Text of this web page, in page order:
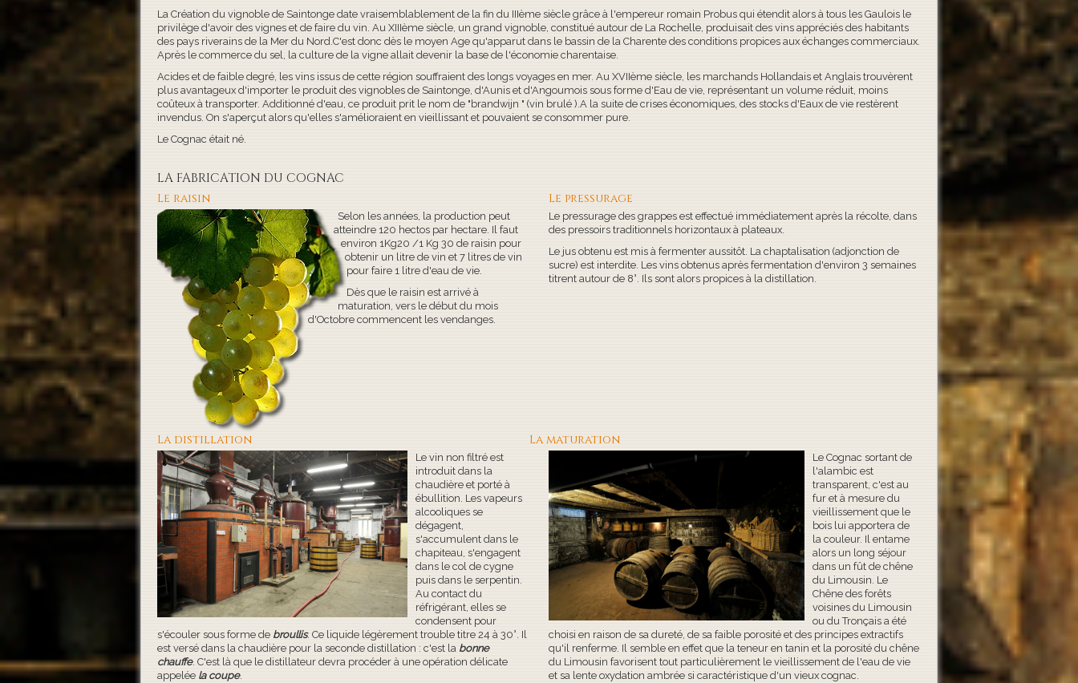
La Création du vignoble de Saintonge date vraisemblablement de la fin du IIIème siècle grâce à l'empereur romain Probus qui étendit alors à tous les Gaulois le
privilège d'avoir des vignes et de faire du vin. Au XIIIème siècle, un grand vignoble, constitué autour de La Rochelle, produisait des vins appréciés des habitants
des pays riverains de la Mer du Nord.C'est donc dès le moyen Age qu'apparut dans le bassin de la Charente des conditions propices aux échanges commerciaux.
Après le commerce du sel, la culture de la vigne allait devenir la base de l'économie charentaise.
Acides et de faible degré, les vins issus de cette région souffraient des longs voyages en mer. Au XVIIème siècle, les marchands Hollandais et Anglais trouvèrent
plus avantageux d'importer le produit des vignobles de Saintonge, d'Aunis et d'Angoumois sous forme d'Eau de vie, représentant un volume réduit, moins
coûteux à transporter. Additionné d'eau, ce produit prit le nom de "brandwijn " (vin brulé ).A la suite de crises économiques, des stocks d'Eaux de vie restèrent
invendus. On s'aperçut alors qu'elles s'amélioraient en vieillissant et pouvaient se consommer pure.
Le Cognac était né.
LA FABRICATION DU COGNAC
Le raisin
Selon les années, la production peut
atteindre 120 hectos par hectare. Il faut
environ 1Kg20 /1 Kg 30 de raisin pour
obtenir un litre de vin et 7 litres de vin
pour faire 1 litre d'eau de vie.
Dès que le raisin est arrivé à
maturation, vers le début du mois
d'Octobre commencent les vendanges.
Le pressurage
Le pressurage des grappes est effectué immédiatement après la récolte, dans
des pressoirs traditionnels horizontaux à plateaux.
Le jus obtenu est mis à fermenter aussitôt. La chaptalisation (adjonction de
sucre) est interdite. Les vins obtenus après fermentation d'environ 3 semaines
titrent autour de 8°. Ils sont alors propices à la distillation.
La distillation
Le vin non filtré est
introduit dans la
chaudière et porté à
ébullition. Les vapeurs
alcooliques se
dégagent,
s'accumulent dans le
chapiteau, s'engagent
dans le col de cygne
puis dans le serpentin.
Au contact du
réfrigérant, elles se
condensent pour
s'écouler sous forme de broullis. Ce liquide légèrement trouble titre 24 à 30°. Il
est versé dans la chaudière pour la seconde distillation : c'est la bonne
chauffe. C'est là que le distillateur devra procéder à une opération délicate
appelée la coupe.
La maturation
Le Cognac sortant de
l'alambic est
transparent, c'est au
fur et à mesure du
vieillissement que le
bois lui apportera de
la couleur. Il entame
alors un long séjour
dans un fût de chêne
du Limousin. Le
Chêne des forêts
voisines du Limousin
ou du Tronçais a été
choisi en raison de sa dureté, de sa faible porosité et des principes extractifs
qu'il renferme. Il semble en effet que la teneur en tanin et la porosité du chêne
du Limousin favorisent tout particulièrement le vieillissement de l'eau de vie
et sa lente oxydation ambrée si caractéristique d'un vieux cognac.